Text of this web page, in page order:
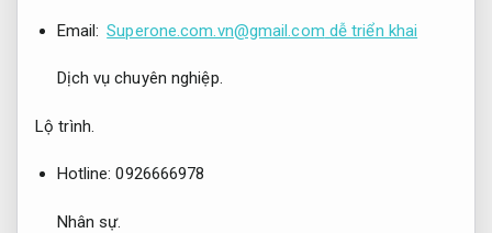
Email: Superone.com.vn@gmail.com dễ triển khai
Dịch vụ chuyên nghiệp.
Lộ trình.
Hotline: 0926666978
Nhân sự.